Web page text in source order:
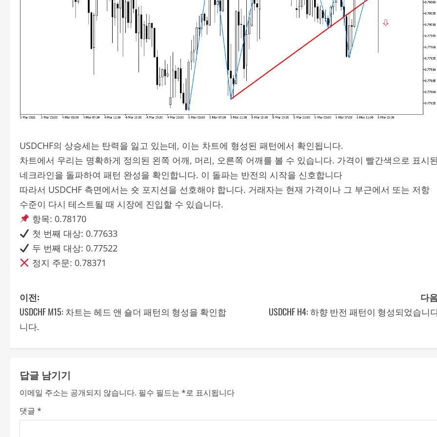
USDCHF의 상승세는 탄력을 잃고 있는데, 이는 차트에 형성된 패턴에서 확인됩니다.
차트에서 우리는 명확하게 정의된 왼쪽 어깨, 머리, 오른쪽 어깨를 볼 수 있습니다. 가격이 빨간색으로 표시
네크라인을 돌파하여 패턴 완성을 확인합니다. 이 돌파는 반전의 시작을 신호합니다
따라서 USDCHF 측면에서는 숏 포지션을 선호해야 합니다. 거래자는 현재 가격이나 그 부근에서 또는 저항
수준이 다시 테스트될 때 시장에 진입할 수 있습니다.
항목: 0.78170
첫 번째 대상: 0.77633
두 번째 대상: 0.77522
정지 주문: 0.78371
P
o
n
a
v
이전:
USDCHF M15: 차트는 헤드 앤 숄더 패턴의 형성을 확인합
니다.
다
USDCHF H4: 하향 반전 패턴이 형성되었습니
답글 남기기
이메일 주소는 공개되지 않습니다. 필수 필드는 *로 표시됩니다
댓글 *